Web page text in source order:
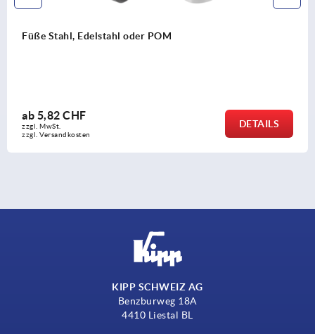
DETAILS
Kreuzgriffe Kunststoff antibakteriell mit
KIPP SCHWEIZ AG
Benzburweg 18A
4410 Liestal BL